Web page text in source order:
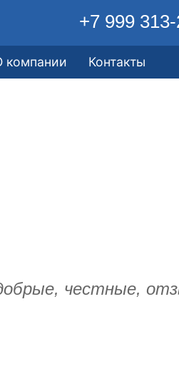
+7 999
компании Контакты
честные,